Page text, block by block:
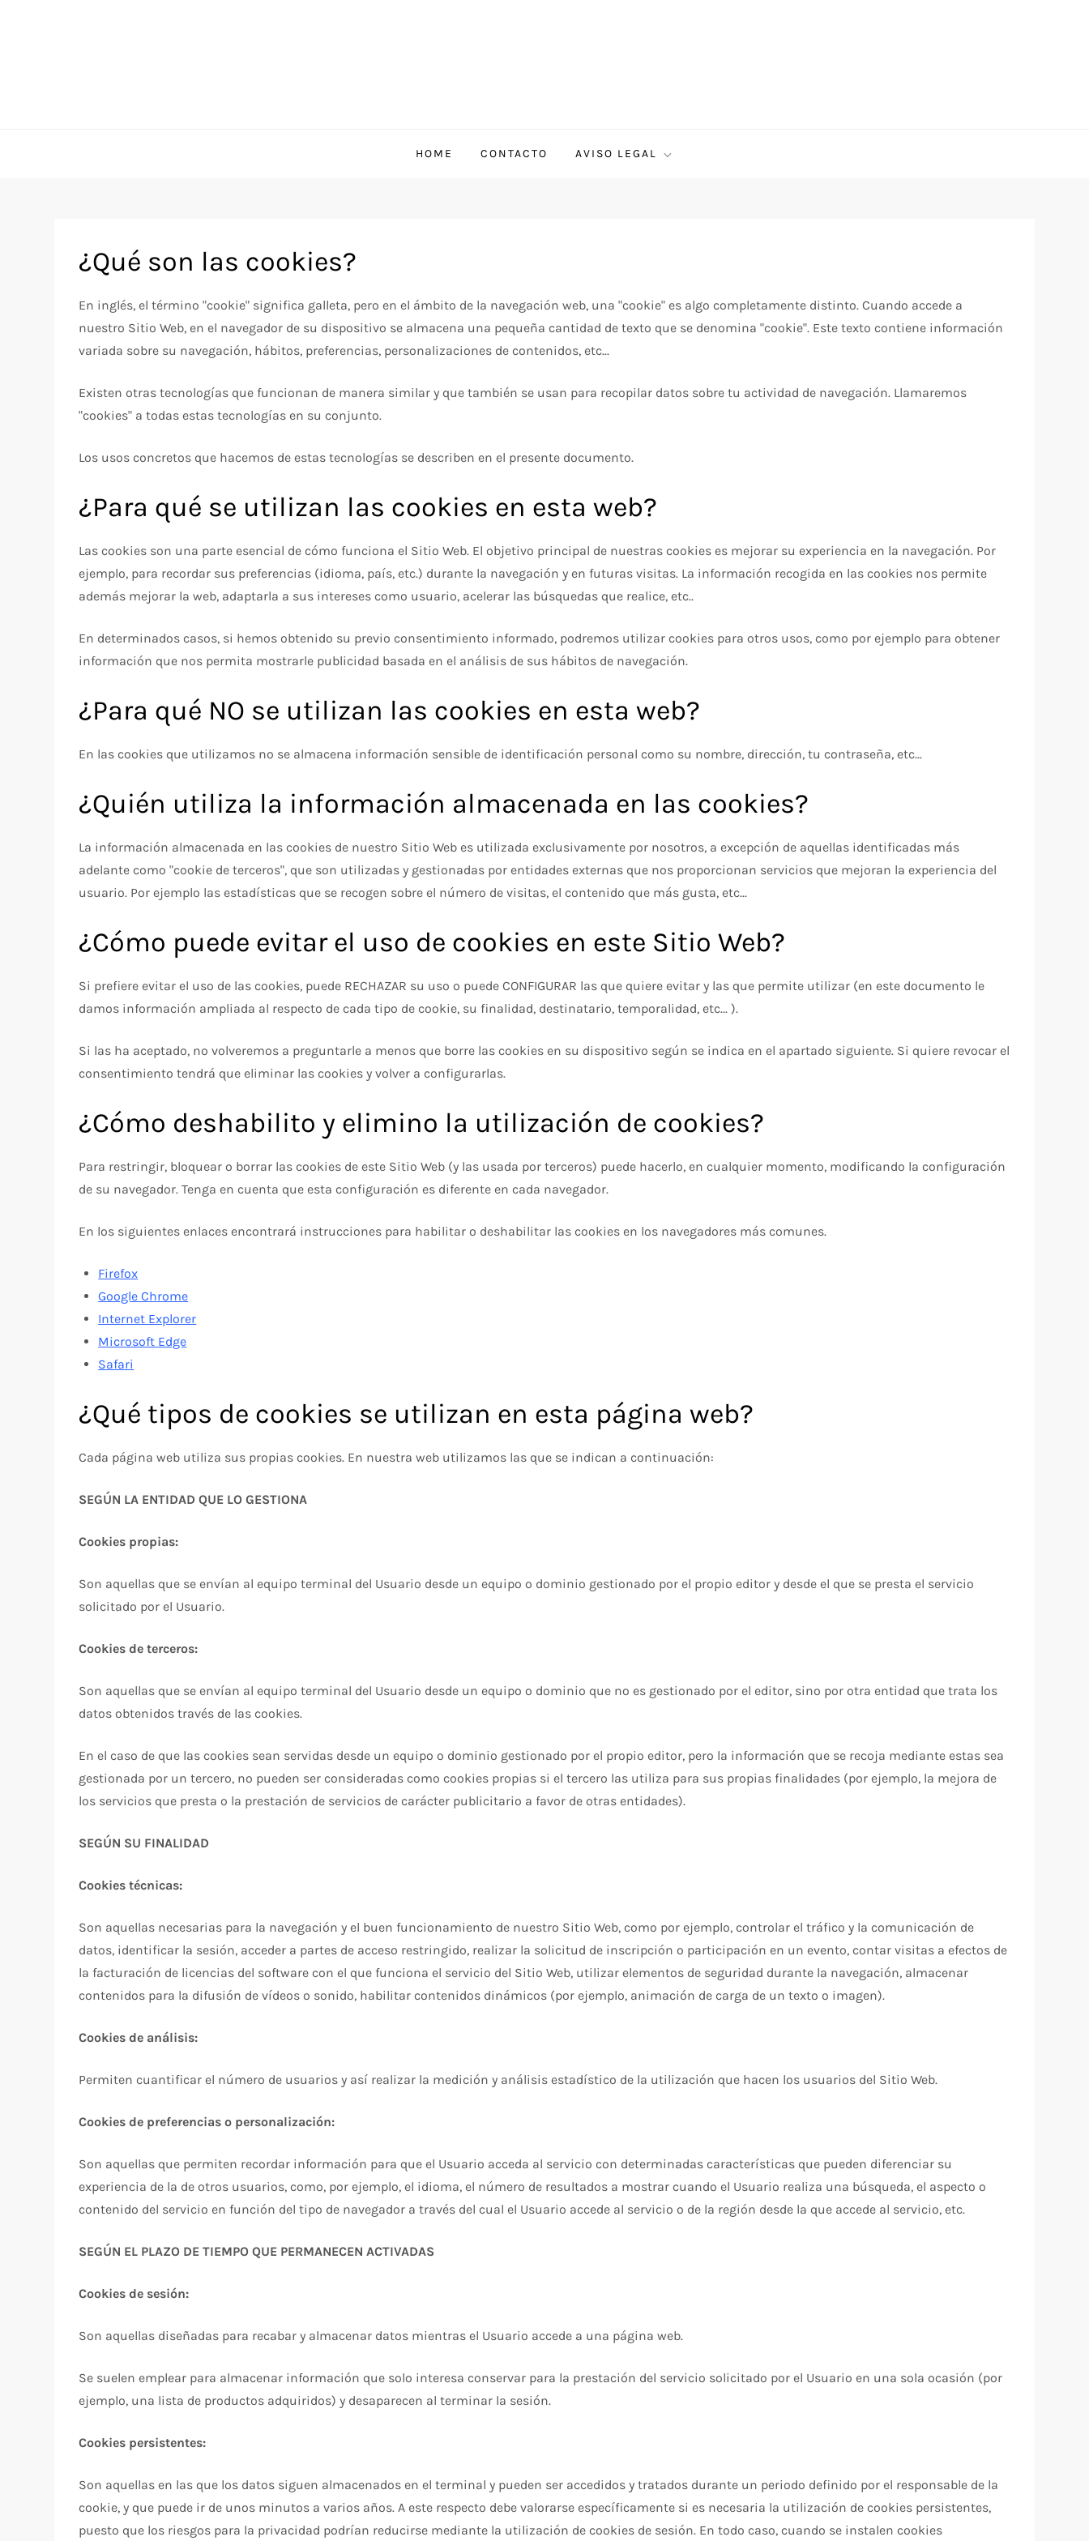
HOME CONTACTO AVISO LEGAL
¿Qué son las cookies?
En inglés, el término "cookie" significa galleta, pero en el ámbito de la navegación web, una "cookie" es algo completamente distinto. Cuando accede a
nuestro Sitio Web, en el navegador de su dispositivo se almacena una pequeña cantidad de texto que se denomina "cookie". Este texto contiene información
variada sobre su navegación, hábitos, preferencias, personalizaciones de contenidos, etc...
Existen otras tecnologías que funcionan de manera similar y que también se usan para recopilar datos sobre tu actividad de navegación. Llamaremos
"cookies" a todas estas tecnologías en su conjunto.
Los usos concretos que hacemos de estas tecnologías se describen en el presente documento.
¿Para qué se utilizan las cookies en esta web?
Las cookies son una parte esencial de cómo funciona el Sitio Web. El objetivo principal de nuestras cookies es mejorar su experiencia en la navegación. Por
ejemplo, para recordar sus preferencias (idioma, país, etc.) durante la navegación y en futuras visitas. La información recogida en las cookies nos permite
además mejorar la web, adaptarla a sus intereses como usuario, acelerar las búsquedas que realice, etc..
En determinados casos, si hemos obtenido su previo consentimiento informado, podremos utilizar cookies para otros usos, como por ejemplo para obtener
información que nos permita mostrarle publicidad basada en el análisis de sus hábitos de navegación.
¿Para qué NO se utilizan las cookies en esta web?
En las cookies que utilizamos no se almacena información sensible de identificación personal como su nombre, dirección, tu contraseña, etc...
¿Quién utiliza la información almacenada en las cookies?
La información almacenada en las cookies de nuestro Sitio Web es utilizada exclusivamente por nosotros, a excepción de aquellas identificadas más
adelante como "cookie de terceros", que son utilizadas y gestionadas por entidades externas que nos proporcionan servicios que mejoran la experiencia del
usuario. Por ejemplo las estadísticas que se recogen sobre el número de visitas, el contenido que más gusta, etc...
¿Cómo puede evitar el uso de cookies en este Sitio Web?
Si prefiere evitar el uso de las cookies, puede RECHAZAR su uso o puede CONFIGURAR las que quiere evitar y las que permite utilizar (en este documento le
damos información ampliada al respecto de cada tipo de cookie, su finalidad, destinatario, temporalidad, etc... ).
Si las ha aceptado, no volveremos a preguntarle a menos que borre las cookies en su dispositivo según se indica en el apartado siguiente. Si quiere revocar el
consentimiento tendrá que eliminar las cookies y volver a configurarlas.
¿Cómo deshabilito y elimino la utilización de cookies?
Para restringir, bloquear o borrar las cookies de este Sitio Web (y las usada por terceros) puede hacerlo, en cualquier momento, modificando la configuración
de su navegador. Tenga en cuenta que esta configuración es diferente en cada navegador.
En los siguientes enlaces encontrará instrucciones para habilitar o deshabilitar las cookies en los navegadores más comunes.
Firefox
Google Chrome
Internet Explorer
Microsoft Edge
Safari
¿Qué tipos de cookies se utilizan en esta página web?
Cada página web utiliza sus propias cookies. En nuestra web utilizamos las que se indican a continuación:
SEGÚN LA ENTIDAD QUE LO GESTIONA
Cookies propias:
Son aquellas que se envían al equipo terminal del Usuario desde un equipo o dominio gestionado por el propio editor y desde el que se presta el servicio
solicitado por el Usuario.
Cookies de terceros:
Son aquellas que se envían al equipo terminal del Usuario desde un equipo o dominio que no es gestionado por el editor, sino por otra entidad que trata los
datos obtenidos través de las cookies.
En el caso de que las cookies sean servidas desde un equipo o dominio gestionado por el propio editor, pero la información que se recoja mediante estas sea
gestionada por un tercero, no pueden ser consideradas como cookies propias si el tercero las utiliza para sus propias finalidades (por ejemplo, la mejora de
los servicios que presta o la prestación de servicios de carácter publicitario a favor de otras entidades).
SEGÚN SU FINALIDAD
Cookies técnicas:
Son aquellas necesarias para la navegación y el buen funcionamiento de nuestro Sitio Web, como por ejemplo, controlar el tráfico y la comunicación de
datos, identificar la sesión, acceder a partes de acceso restringido, realizar la solicitud de inscripción o participación en un evento, contar visitas a efectos de
la facturación de licencias del software con el que funciona el servicio del Sitio Web, utilizar elementos de seguridad durante la navegación, almacenar
contenidos para la difusión de vídeos o sonido, habilitar contenidos dinámicos (por ejemplo, animación de carga de un texto o imagen).
Cookies de análisis:
Permiten cuantificar el número de usuarios y así realizar la medición y análisis estadístico de la utilización que hacen los usuarios del Sitio Web.
Cookies de preferencias o personalización:
Son aquellas que permiten recordar información para que el Usuario acceda al servicio con determinadas características que pueden diferenciar su
experiencia de la de otros usuarios, como, por ejemplo, el idioma, el número de resultados a mostrar cuando el Usuario realiza una búsqueda, el aspecto o
contenido del servicio en función del tipo de navegador a través del cual el Usuario accede al servicio o de la región desde la que accede al servicio, etc.
SEGÚN EL PLAZO DE TIEMPO QUE PERMANECEN ACTIVADAS
Cookies de sesión:
Son aquellas diseñadas para recabar y almacenar datos mientras el Usuario accede a una página web.
Se suelen emplear para almacenar información que solo interesa conservar para la prestación del servicio solicitado por el Usuario en una sola ocasión (por
ejemplo, una lista de productos adquiridos) y desaparecen al terminar la sesión.
Cookies persistentes:
Son aquellas en las que los datos siguen almacenados en el terminal y pueden ser accedidos y tratados durante un periodo definido por el responsable de la
cookie, y que puede ir de unos minutos a varios años. A este respecto debe valorarse específicamente si es necesaria la utilización de cookies persistentes,
puesto que los riesgos para la privacidad podrían reducirse mediante la utilización de cookies de sesión. En todo caso, cuando se instalen cookies